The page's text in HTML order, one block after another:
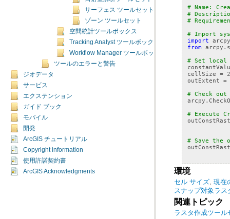
サーフェス ツールセット
ゾーン ツールセット
空間統計ツールボックス
Tracking Analyst ツールボックス
Workflow Manager ツールボックス
ツールのエラーと警告
ジオデータ
サービス
エクステンション
ガイド ブック
モバイル
開発
ArcGIS チュートリアル
Copyright information
使用許諾契約書
ArcGIS Acknowledgments
# Name:
#
#
# Import
import arcpy
from
# Set local
cellSize = 2
outExtent =
# Check
arcpy .
# Execute
# Save the
環境
セル サイズ, 現在
スナップ対象ラス
関連トピック
ラスタ作成ツール